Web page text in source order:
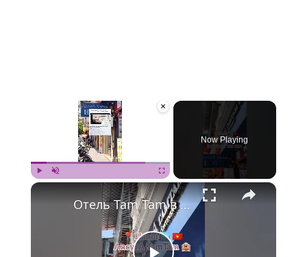
×
Fullscreen
Now Playing
×
Отель Tam Tam в Ханое – Номер в Старом квартале✨ й